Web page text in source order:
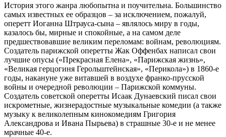
История этого жанра любопытна и поучительна. Большинство
самых известных ее образцов – за исключением, пожалуй,
оперетт Иоганна Штрауса-сына – являлось миру в годы,
казалось бы, мирные и спокойные, а на самом деле
предшествовавшие великим переломам: войнам, революциям.
Создатель парижской оперетты Жак Оффенбах написал свои
лучшие опусы («Прекрасная Елена», «Парижская жизнь»,
«Великая герцогиня Герольштейнская», «Перикола») в 1860-е
годы, накануне уже витавшей в воздухе франко-прусской
войны и очередной революции – Парижской коммуны.
Создатель советской оперетты Исаак Дунаевский писал свои
искрометные, жизнерадостные музыкальные комедии (а также
музыку к великолепным кинокомедиям Григория
Александрова и Ивана Пырьева) в страшные 30-е и не менее
мрачные 40-е.